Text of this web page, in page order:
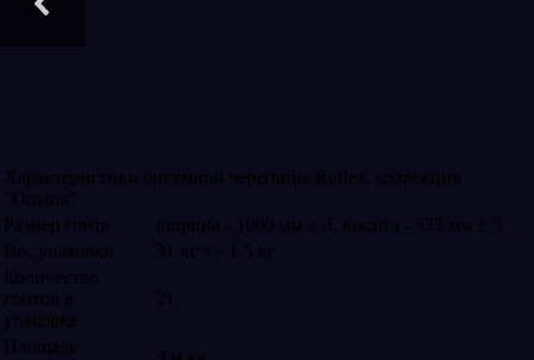
Характеристики битумной черепицы Ruflex, коллекция
"Ornami"
Размер гонта
ширина - 1000 мм ± 3, высота - 333 мм ± 3
Вес упаковки
31 кг +/- 1,5 кг
Количество
гонтов в
упаковке
21
Площадь